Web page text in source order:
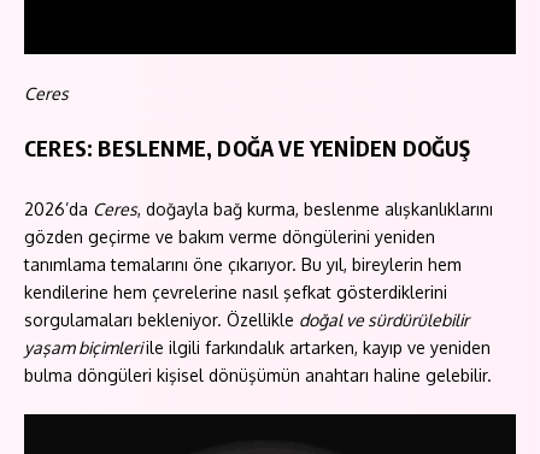
Ceres
CERES: BESLENME, DOĞA VE YENİDEN DOĞUŞ
2026’da Ceres, doğayla bağ kurma, beslenme alışkanlıklarını
gözden geçirme ve bakım verme döngülerini yeniden
tanımlama temalarını öne çıkarıyor. Bu yıl, bireylerin hem
kendilerine hem çevrelerine nasıl şefkat gösterdiklerini
sorgulamaları bekleniyor. Özellikle doğal ve sürdürülebilir
yaşam biçimleriile ilgili farkındalık artarken, kayıp ve yeniden
bulma döngüleri kişisel dönüşümün anahtarı haline gelebilir.